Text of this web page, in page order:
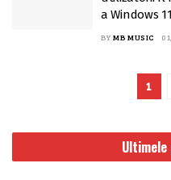
a Windows 11
BY MB MUSIC
1